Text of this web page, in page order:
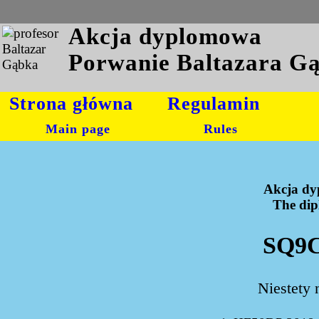
Akcja dyplomowa
Porwanie Baltazara
Strona główna
Main page
Regulamin
Rules
Akcja
The
Niestety